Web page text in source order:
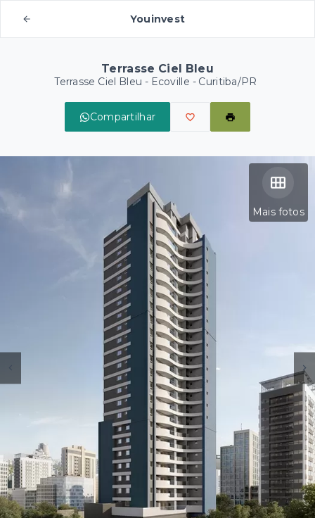
Youinvest
Terrasse Ciel Bleu
Terrasse Ciel Bleu - Ecoville - Curitiba/PR
Compartilhar
Mais fotos